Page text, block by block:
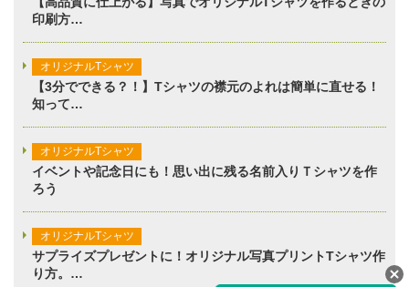
印刷方…
オリジナルTシャツ
【3分でできる？！】Tシャツの襟元のよれは簡単に直せる！
知って…
オリジナルTシャツ
イベントや記念日にも！思い出に残る名前入りＴシャツを作
ろう
オリジナルTシャツ
サプライズプレゼントに！オリジナル写真プリントTシャツ作
り方。…